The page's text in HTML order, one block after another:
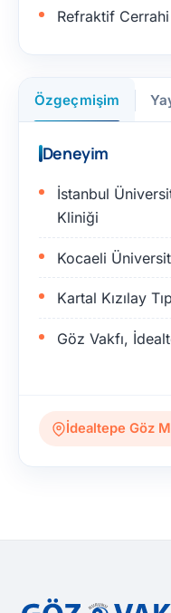
Refraktif Cerrahi
Özgeçmişim
Deneyim
İstanbul
Kliniği
Kocaeli
Kartal Kızılay
Göz Vakfı,
İdealtepe Göz